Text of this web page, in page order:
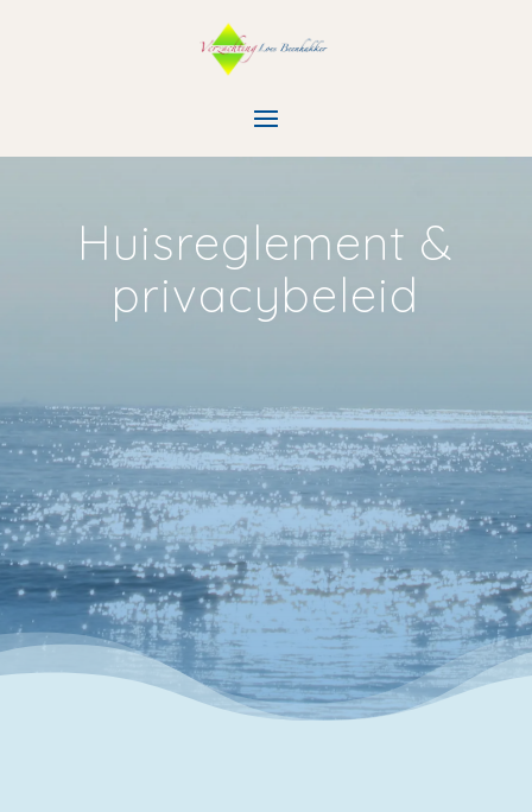
Huisreglement &
privacybeleid